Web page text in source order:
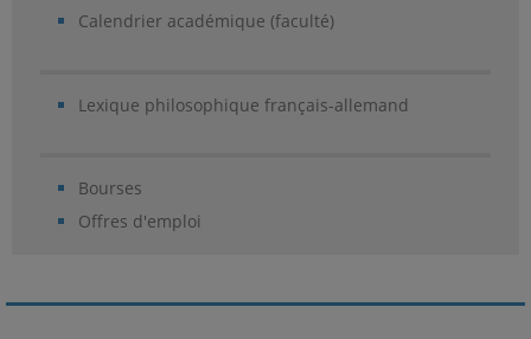
Calendrier académique (faculté)
Lexique philosophique français-allemand
Bourses
Offres d'emploi